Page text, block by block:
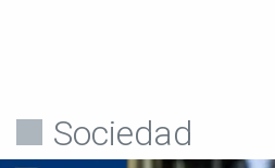
Sociedad